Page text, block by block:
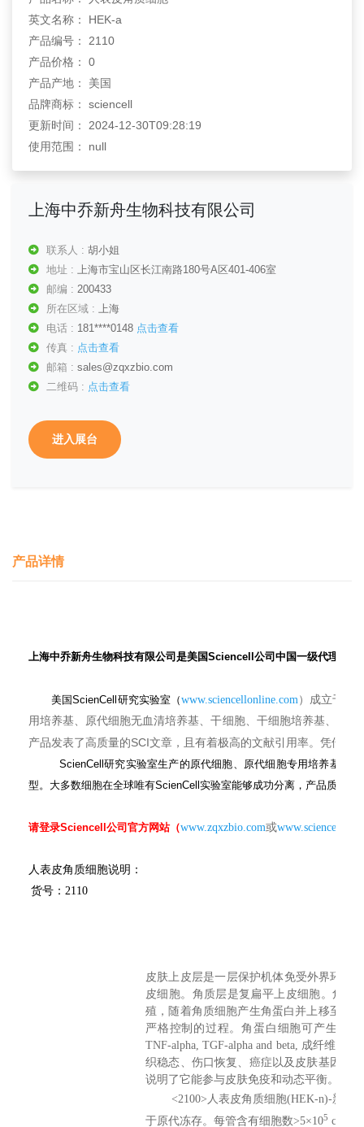
英文名称： HEK-a
产品编号： 2110
产品价格： 0
产品产地： 美国
品牌商标： sciencell
更新时间： 2024-12-30T09:28:19
使用范围： null
上海中乔新舟生物科技有限公司
联系人 : 胡小姐
地址 : 上海市宝山区长江南路180号A区401-406室
邮编 : 200433
所在区域 : 上海
电话 : 181****0148 点击查看
传真 : 点击查看
邮箱 : sales@zqxzbio.com
二维码 : 点击查看
进入展台
产品详情
上海中乔新舟生物科技有限公司是美国Sciencell 公司中国一级代理：
美国ScienCell 研究实验室（www.sciencellonline.com）成立于
用培养基、原代细胞无血清培养基、干细胞、干细胞培养基、干
产品发表了高质量的SCI文章，且有着极高的文献引用率。凭借着
ScienCell 研究实验室生产的原代细胞、原代细胞专用培养基都
型。大多数细胞在全球唯有ScienCell 实验室能够成功分离，产品质量过
请登录Sciencell 公司官方网站（www.zqxzbio.com或
人表皮角质细胞说明：
货号：2110
皮肤上皮层是一层保护机体免受外界环境
皮细胞。角质层是复扁平上皮细胞。角质
殖，随着角质细胞产生角蛋白并上移至表
严格控制的过程。角蛋白细胞可产生很
TNF-alpha, TGF-alpha and beta, 成纤维细胞
织稳态、伤口恢复、癌症以及皮肤基因治
说明了它能参与皮肤免疫和动态平衡。
<2100> 人表皮角质细胞(HEK-n)-新生
于原代冻存。每管含有细胞数>5×105 cells/